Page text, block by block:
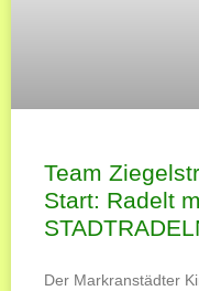
Team
Start: Radelt
Der Markranstädter